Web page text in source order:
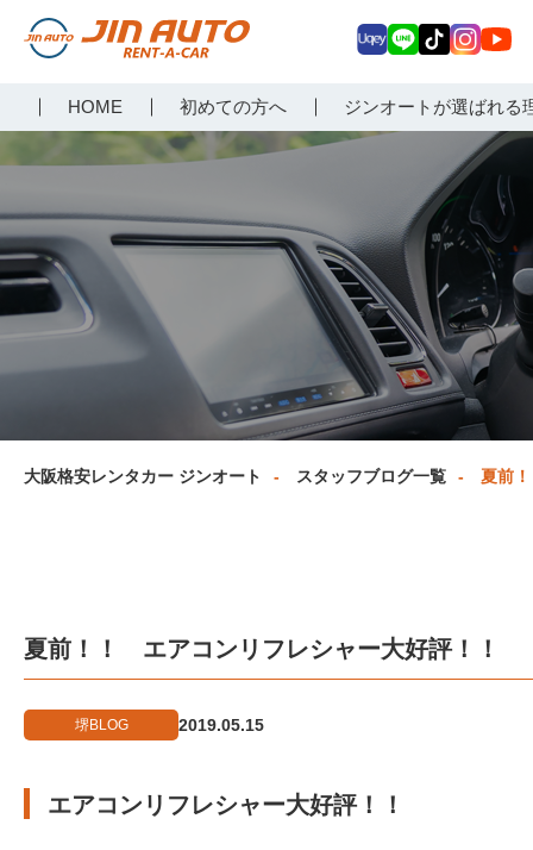
らジンオートレンタカー
HOME 初めての方へ ジンオートが選ばれる
ey E
Tokagr
am
uT
ub
大阪格安レンタカー ジンオート スタッフブログ一覧 夏前
夏前！！ エアコンリフレシャー大好評！！
堺BLOG 2019.05.15
エアコンリフレシャー大好評！！